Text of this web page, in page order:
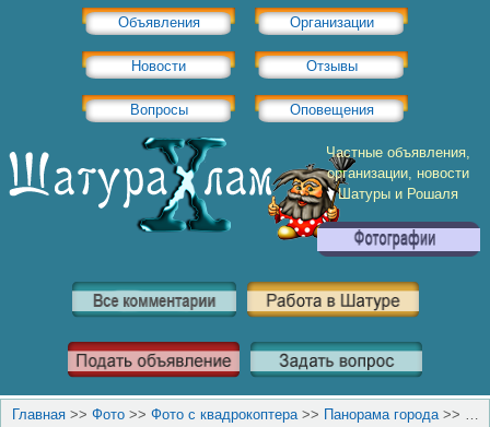
Объявления Организации
Новости Отзывы
Вопросы Оповещения
Частные объявления,
организации, новости
Шатуры и Рошаля
Главная >> Фото >> Фото с квадрокоптера>> Панорама города>> …